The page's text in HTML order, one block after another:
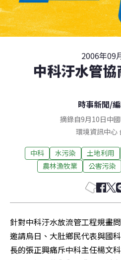
2006年09
中科汙水管
時事新聞/
摘錄自9月10日中
環境資訊中心
中科 水污染 土地利用
農林漁牧業
公害污染
針對中科汙水放流管工程規畫
邀請烏日、大肚鄉民代表與國
長的張正興痛斥中科主任楊文